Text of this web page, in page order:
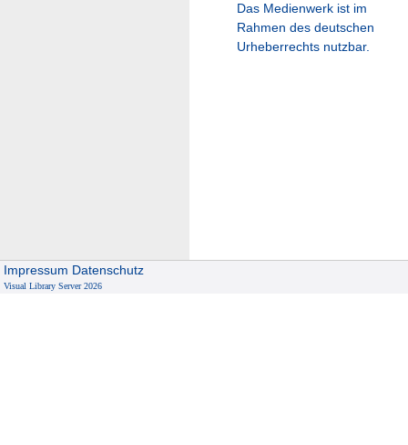
Das Medienwerk ist im
Rahmen des deutschen
Urheberrechts nutzbar.
Impressum Datenschutz
Visual Library Server 2026